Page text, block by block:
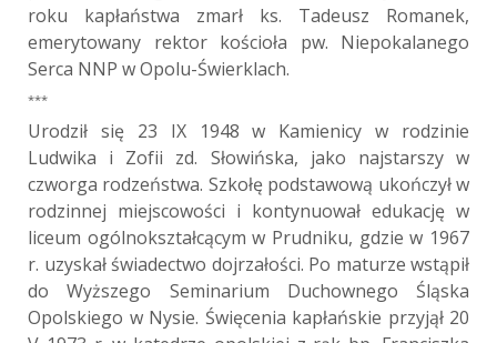
roku kapłaństwa zmarł ks. Tadeusz Romanek,
emerytowany rektor kościoła pw. Niepokalanego
Serca NNP w Opolu-Świerklach.
***
Urodził się 23 IX 1948 w Kamienicy w rodzinie
Ludwika i Zofii zd. Słowińska, jako najstarszy w
czworga rodzeństwa. Szkołę podstawową ukończył w
rodzinnej miejscowości i kontynuował edukację w
liceum ogólnokształcącym w Prudniku, gdzie w 1967
r. uzyskał świadectwo dojrzałości. Po maturze wstąpił
do Wyższego Seminarium Duchownego Śląska
Opolskiego w Nysie. Święcenia kapłańskie przyjął 20